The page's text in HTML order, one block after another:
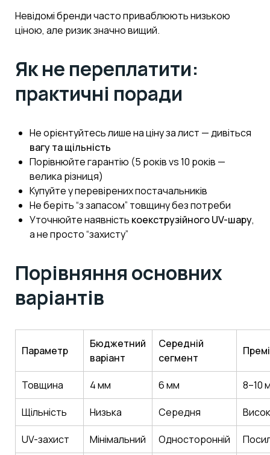
Невідомі бренди часто приваблюють низькою
ціною, але ризик значно вищий.
Як не переплатити:
практичні поради
Не орієнтуйтесь лише на ціну за лист — дивіться
вагу та щільність
Порівнюйте гарантію (5 років vs 10 років —
велика різниця)
Купуйте у перевірених постачальників
Не беріть “з запасом” товщину без потреби
Уточнюйте наявність коекструзійного UV-шару,
а не просто “захисту”
Порівняння основних
варіантів
Параметр
Бюджетний
варіант
Середній
сегмент
Товщина 4 мм 6 мм 8–10
Щільність Низька Середня
UV-захист Мінімальний Односторонній